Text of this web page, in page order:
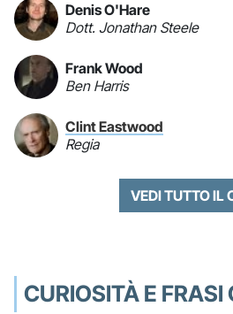
Denis O'Hare
Dott. Jonathan Steele
Frank Wood
Ben Harris
Clint Eastwood
Regia
VEDI TUTTO IL
CURIOSITÀ E FRASI